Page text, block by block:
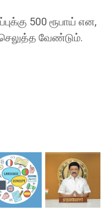
500 ரூபாய் என,
வேண்டும்.